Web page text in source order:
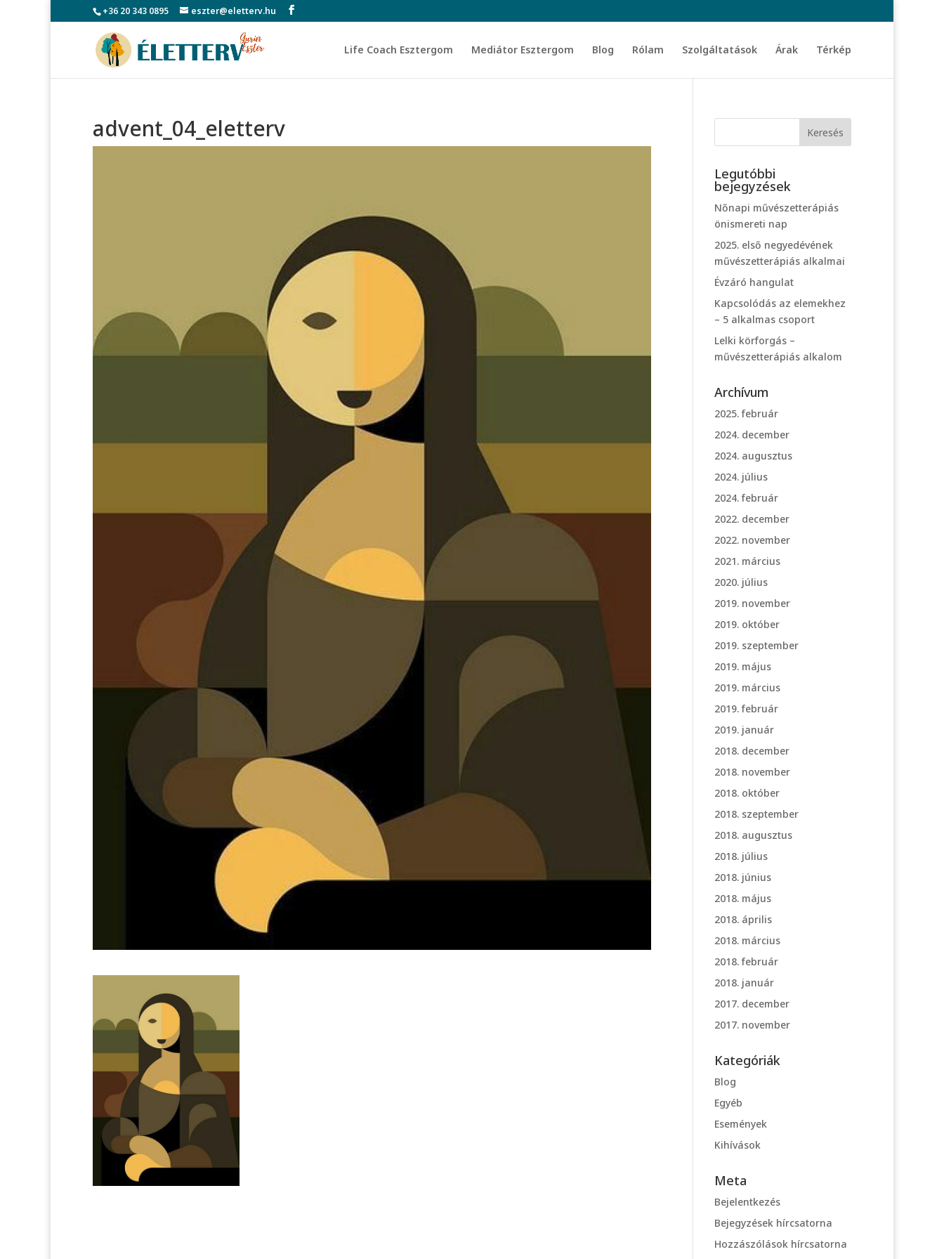
+36 20 343 0895 eszter@eletterv.hu
Life Coach Esztergom Mediátor Esztergom Blog Rólam Szolgáltatások Árak Térkép
advent_04_eletterv
Legutóbbi
bejegyzések
Nőnapi művészetterápiás
önismereti nap
2025. első negyedévének
művészetterápiás alkalmai
Évzáró hangulat
Kapcsolódás az elemekhez
– 5 alkalmas csoport
Lelki körforgás –
művészetterápiás alkalom
Archívum
2025. február
2024. december
2024. augusztus
2024. július
2024. február
2022. december
2022. november
2021. március
2020. július
2019. november
2019. október
2019. szeptember
2019. május
2019. március
2019. február
2019. január
2018. december
2018. november
2018. október
2018. szeptember
2018. augusztus
2018. július
2018. június
2018. május
2018. április
2018. március
2018. február
2018. január
2017. december
2017. november
Kategóriák
Blog
Egyéb
Események
Kihívások
Meta
Bejelentkezés
Bejegyzések hírcsatorna
Hozzászólások hírcsatorna